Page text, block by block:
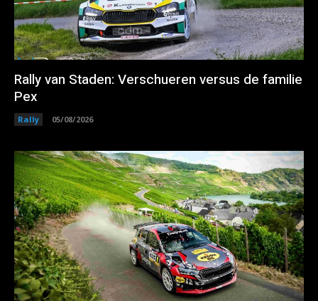
Rally van Staden: Verschueren versus de familie
Pex
Rally 05/08/2026